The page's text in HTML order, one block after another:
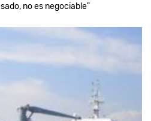
no es negociable"